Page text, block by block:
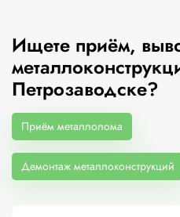
Ищете приём,
Петрозаводске?
Приём металлолома
Демонтаж металлоконструкций